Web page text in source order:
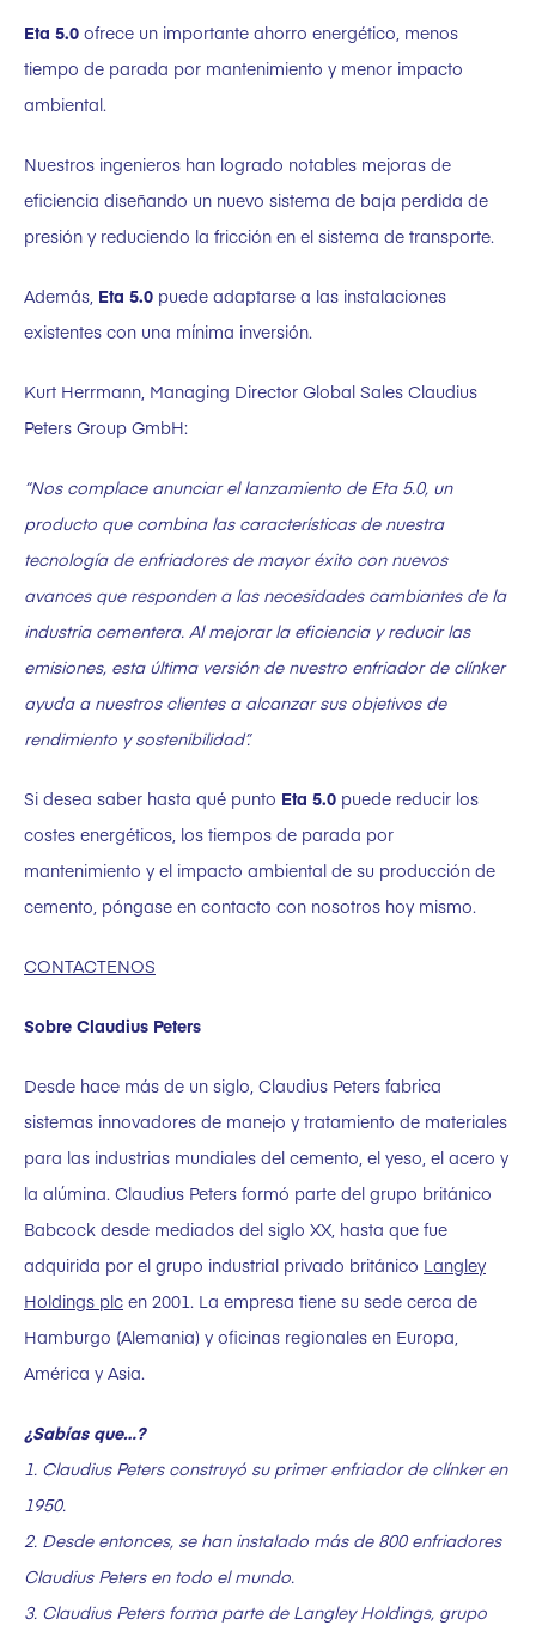
Eta 5.0 ofrece un importante ahorro energético, menos
tiempo de parada por mantenimiento y menor impacto
ambiental.
Nuestros ingenieros han logrado notables mejoras de
eficiencia diseñando un nuevo sistema de baja perdida de
presión y reduciendo la fricción en el sistema de transporte.
Además, Eta 5.0 puede adaptarse a las instalaciones
existentes con una mínima inversión.
Kurt Herrmann, Managing Director Global Sales Claudius
Peters Group GmbH:
“Nos complace anunciar el lanzamiento de Eta 5.0, un
producto que combina las características de nuestra
tecnología de enfriadores de mayor éxito con nuevos
avances que responden a las necesidades cambiantes de la
industria cementera. Al mejorar la eficiencia y reducir las
emisiones, esta última versión de nuestro enfriador de clínker
ayuda a nuestros clientes a alcanzar sus objetivos de
rendimiento y sostenibilidad”.
Si desea saber hasta qué punto Eta 5.0 puede reducir los
costes energéticos, los tiempos de parada por
mantenimiento y el impacto ambiental de su producción de
cemento, póngase en contacto con nosotros hoy mismo.
CONTACTENOS
Sobre Claudius Peters
Desde hace más de un siglo, Claudius Peters fabrica
sistemas innovadores de manejo y tratamiento de materiales
para las industrias mundiales del cemento, el yeso, el acero y
la alúmina. Claudius Peters formó parte del grupo británico
Babcock desde mediados del siglo XX, hasta que fue
adquirida por el grupo industrial privado británico Langley
Holdings plc en 2001. La empresa tiene su sede cerca de
Hamburgo (Alemania) y oficinas regionales en Europa,
América y Asia.
¿Sabías que…?
1. Claudius Peters construyó su primer enfriador de clínker en
1950.
2. Desde entonces, se han instalado más de 800 enfriadores
Claudius Peters en todo el mundo.
3. Claudius Peters forma parte de Langley Holdings, grupo